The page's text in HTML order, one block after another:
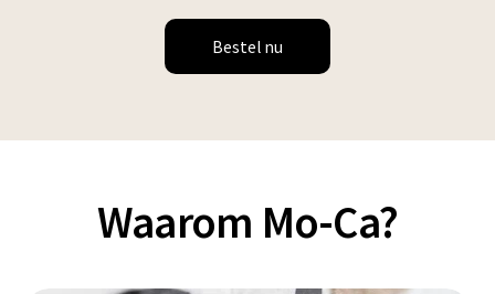
Bestel nu
Waarom Mo-Ca?